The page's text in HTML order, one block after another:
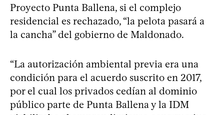
Proyecto Punta Ballena, si el complejo
residencial es rechazado, “la pelota pasará a
la cancha” del gobierno de Maldonado.
“La autorización ambiental previa era una
condición para el acuerdo suscrito en 2017,
por el cual los privados cedían al dominio
público parte de Punta Ballena y la IDM